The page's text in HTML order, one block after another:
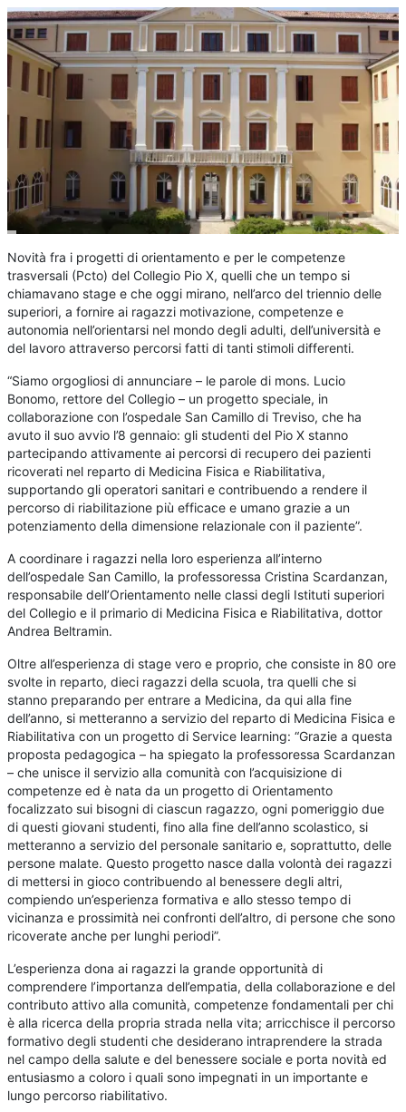
Novità fra i progetti di orientamento e per le competenze
trasversali (Pcto) del Collegio Pio X, quelli che un tempo si
chiamavano stage e che oggi mirano, nell’arco del triennio delle
superiori, a fornire ai ragazzi motivazione, competenze e
autonomia nell’orientarsi nel mondo degli adulti, dell’università e
del lavoro attraverso percorsi fatti di tanti stimoli differenti.
“Siamo orgogliosi di annunciare – le parole di mons. Lucio
Bonomo, rettore del Collegio – un progetto speciale, in
collaborazione con l’ospedale San Camillo di Treviso, che ha
avuto il suo avvio l’8 gennaio: gli studenti del Pio X stanno
partecipando attivamente ai percorsi di recupero dei pazienti
ricoverati nel reparto di Medicina Fisica e Riabilitativa,
supportando gli operatori sanitari e contribuendo a rendere il
percorso di riabilitazione più efficace e umano grazie a un
potenziamento della dimensione relazionale con il paziente”.
A coordinare i ragazzi nella loro esperienza all’interno
dell’ospedale San Camillo, la professoressa Cristina Scardanzan,
responsabile dell’Orientamento nelle classi degli Istituti superiori
del Collegio e il primario di Medicina Fisica e Riabilitativa, dottor
Andrea Beltramin.
Oltre all’esperienza di stage vero e proprio, che consiste in 80 ore
svolte in reparto, dieci ragazzi della scuola, tra quelli che si
stanno preparando per entrare a Medicina, da qui alla fine
dell’anno, si metteranno a servizio del reparto di Medicina Fisica e
Riabilitativa con un progetto di Service learning: “Grazie a questa
proposta pedagogica – ha spiegato la professoressa Scardanzan
– che unisce il servizio alla comunità con l’acquisizione di
competenze ed è nata da un progetto di Orientamento
focalizzato sui bisogni di ciascun ragazzo, ogni pomeriggio due
di questi giovani studenti, fino alla fine dell’anno scolastico, si
metteranno a servizio del personale sanitario e, soprattutto, delle
persone malate. Questo progetto nasce dalla volontà dei ragazzi
di mettersi in gioco contribuendo al benessere degli altri,
compiendo un’esperienza formativa e allo stesso tempo di
vicinanza e prossimità nei confronti dell’altro, di persone che sono
ricoverate anche per lunghi periodi”.
L’esperienza dona ai ragazzi la grande opportunità di
comprendere l’importanza dell’empatia, della collaborazione e del
contributo attivo alla comunità, competenze fondamentali per chi
è alla ricerca della propria strada nella vita; arricchisce il percorso
formativo degli studenti che desiderano intraprendere la strada
nel campo della salute e del benessere sociale e porta novità ed
entusiasmo a coloro i quali sono impegnati in un importante e
lungo percorso riabilitativo.